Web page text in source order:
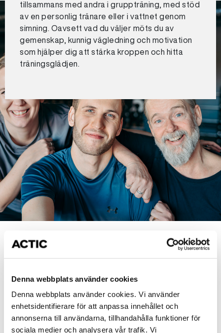
Denna webbplats använder cookies
Denna webbplats använder cookies. Vi använder
enhetsidentifierare för att anpassa innehållet och
annonserna till användarna, tillhandahålla funktioner för
sociala medier och analysera vår trafik. Vi
tillsammans med andra i gruppträning, med stöd
av en personlig tränare eller i vattnet genom
simning. Oavsett vad du väljer möts du av
gemenskap, kunnig vägledning och motivation
som hjälper dig att stärka kroppen och hitta
träningsglädjen.
Strukturera din träning
tydligt träningsschema i vardagen gör det enklare att
boka in dina gympass i kalandern och
gruppträningspass får du en rutin som passar din vardag
och hjälper dig att hålla i över tid.